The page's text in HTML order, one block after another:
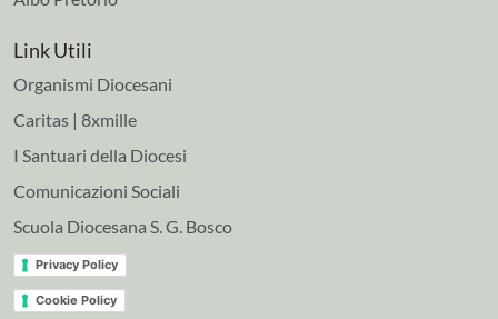
Link Utili
Organismi Diocesani
Caritas | 8xmille
I Santuari della Diocesi
Comunicazioni Sociali
Scuola Diocesana S. G. Bosco
Privacy Policy
Cookie Policy